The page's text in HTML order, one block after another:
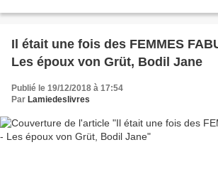
Il était une fois des FEMMES
Les époux von Grüt, Bodil Jane
Publié le 19/12/2018 à 17:54
Par Lamiedeslivres